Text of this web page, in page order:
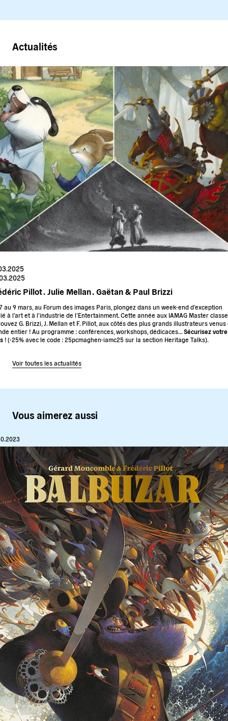
Actualités
Pillot . Julie Mellan . Gaëtan & Paul Brizzi
au 9 mars, au Forum des images Paris, plongez dans un week-end d’exception
à l’art et à l’industrie de l’Entertainment. Cette année aux IAMAG Master
G. Brizzi, J. Mellan et F. Pillot, aux côtés des plus grands illustrateurs venus
entier ! Au programme : conférences, workshops, dédicaces… Sécurisez votre
! (-25% avec le code : 25pcmaghen-iamc25 sur la section Heritage Talks).
Voir toutes les actualités
Vous aimerez aussi